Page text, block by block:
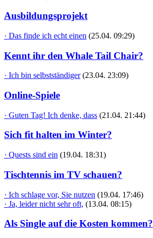
Ausbildungsprojekt
· Das finde ich echt einen (25.04. 09:29)
Kennt ihr den Whale Tail Chair?
· Ich bin selbstständiger (23.04. 23:09)
Online-Spiele
· Guten Tag! Ich denke, dass (21.04. 21:44)
Sich fit halten im Winter?
· Quests sind ein (19.04. 18:31)
Tischtennis im TV schauen?
· Ich schlage vor, Sie nutzen (19.04. 17:46)
· Ja, leider nicht sehr oft, (13.04. 08:15)
Als Single auf die Kosten kommen?